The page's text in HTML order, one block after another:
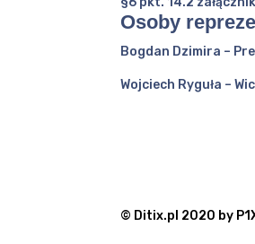
Osoby
Bogdan Dzimira –
Wojciech Ryguła –
© Ditix.pl 2020 by